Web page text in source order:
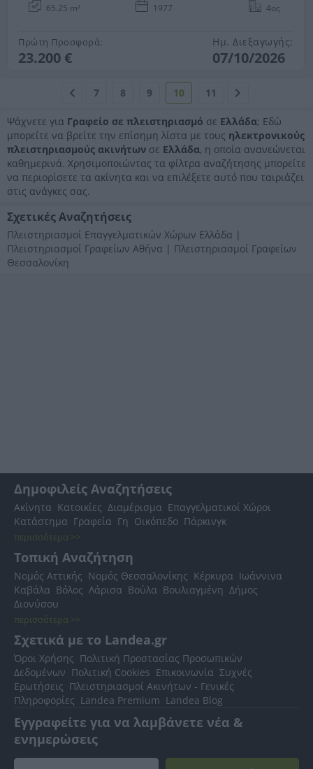
65.25 m² 1977 4ος
Πρώτη Προσφορά:
23.200 €
Ημ. Διεξαγωγής:
07/10/2026
7 8 9 10 11
Ψάχνετε για Γραφείο σε πλειστηριασμό σε Ελλάδα; Εδώ
μπορείτε να βρείτε την επίσημη λίστα με τους ηλεκτρονικούς
πλειστηριασμούς ακινήτων σε Ελλάδα, η οποία ανανεώνεται
καθημερινά. Χρησιμοποιώντας τα φίλτρα αναζήτησης μπορείτε
να περιορίσετε τα ακίνητα και να επιλέξετε αυτό που ταιριάζει
στις ανάγκες σας.
Σχετικές Αναζητήσεις
Πλειστηριασμοί Επαγγελματικών Χώρων Ελλάδα |
Πλειστηριασμοί Γραφείων Αθήνα | Πλειστηριασμοί Γραφείων
Θεσσαλονίκη
Δημοφιλείς Αναζητήσεις
Ακίνητα Κατοικίες Διαμέρισμα Επαγγελματικοί Χώροι
Κατάστημα Γραφεία Γη Οικόπεδο Πάρκινγκ
περισσότερα >>
Τοπική Αναζήτηση
Νομός Αττικής Νομός Θεσσαλονίκης Κέρκυρα Ιωάννινα
Καβάλα Βόλος Λάρισα Βούλα Βουλιαγμένη Δήμος
Διονύσου
περισσότερα >>
Σχετικά με το Landea.gr
Όροι Χρήσης Πολιτική Προστασίας Προσωπικών
Δεδομένων Πολιτική Cookies Επικοινωνία Συχνές
Ερωτήσεις Πλειστηριασμοί Ακινήτων - Γενικές
Πληροφορίες Landea Premium Landea Blog
Εγγραφείτε για να λαμβάνετε νέα &
ενημερώσεις